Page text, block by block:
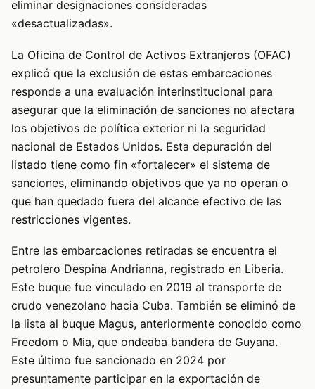
eliminar designaciones consideradas
«desactualizadas».
La Oficina de Control de Activos Extranjeros (OFAC)
explicó que la exclusión de estas embarcaciones
responde a una evaluación interinstitucional para
asegurar que la eliminación de sanciones no afectara
los objetivos de política exterior ni la seguridad
nacional de Estados Unidos. Esta depuración del
listado tiene como fin «fortalecer» el sistema de
sanciones, eliminando objetivos que ya no operan o
que han quedado fuera del alcance efectivo de las
restricciones vigentes.
Entre las embarcaciones retiradas se encuentra el
petrolero Despina Andrianna, registrado en Liberia.
Este buque fue vinculado en 2019 al transporte de
crudo venezolano hacia Cuba. También se eliminó de
la lista al buque Magus, anteriormente conocido como
Freedom o Mia, que ondeaba bandera de Guyana.
Este último fue sancionado en 2024 por
presuntamente participar en la exportación de